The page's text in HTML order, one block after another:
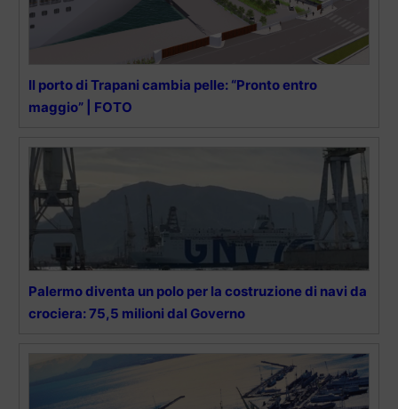
Il porto di Trapani cambia pelle: “Pronto entro
maggio” | FOTO
Palermo diventa un polo per la costruzione di navi da
crociera: 75,5 milioni dal Governo